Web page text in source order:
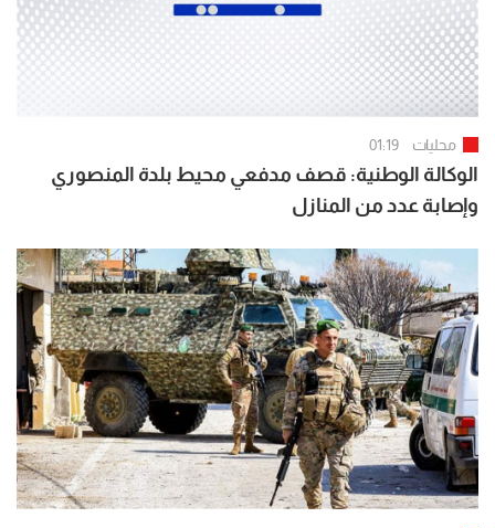
محليات 01:19
الوكالة الوطنية: قصف مدفعي محيط بلدة المنصوري
وإصابة عدد من المنازل